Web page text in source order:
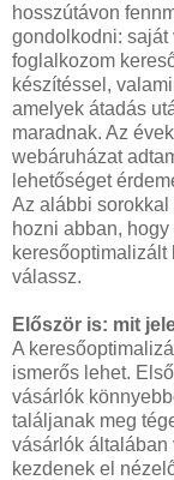
hosszútávon
gondolkodni:
foglalkozom
készítéssel,
amelyek átadás
maradnak. Az
webáruházat
lehetőséget
Az alábbi
hozni abban,
válassz.
Először is: mit
A
ismerős lehet.
vásárlók
találjanak meg
vásárlók általában
kezdenek el